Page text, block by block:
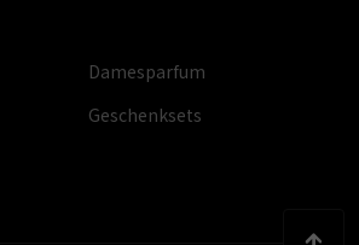
Damesparfum
Geschenksets